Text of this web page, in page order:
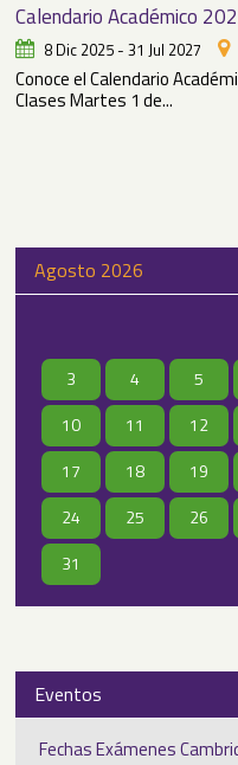
Calendario Académico
8 Dic 2025 - 31 Jul 2027
Conoce el Calendario
Clases Martes 1 de...
Agosto 2026
3
4 5
10
11 12
17
18 19
24
25 26
31
Eventos
Fechas Exámenes